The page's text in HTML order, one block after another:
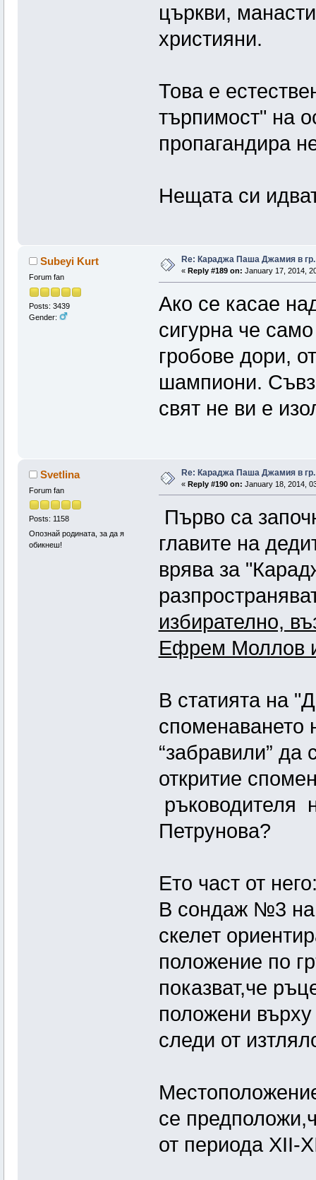
църкви,
християни.
Това е
търпимост" на
пропагандира
Нещата си
Subeyi Kurt
Forum fan
Posts: 3439
Gender:
Re: Караджа Паша Джамия в
« Reply #189 on: January 17, 2014,
Ако се касае
сигурна че
гробове дори,
шампиони.
свят не ви е
Svetlina
Forum fan
Posts: 1158
Опознай родината, за да я
обикнеш!
Re: Караджа Паша Джамия в
« Reply #190 on: January 18, 2014,
Първо са
главите на
врява за
избирателно,
Ефрем Моллов
В статията на
споменаването
“забравили” да
откритие
ръководителя
Петрунова?
Ето част от
В сондаж №3 на
скелет
положение по
показват,че
положени
следи от
се
от периода ХІІ-